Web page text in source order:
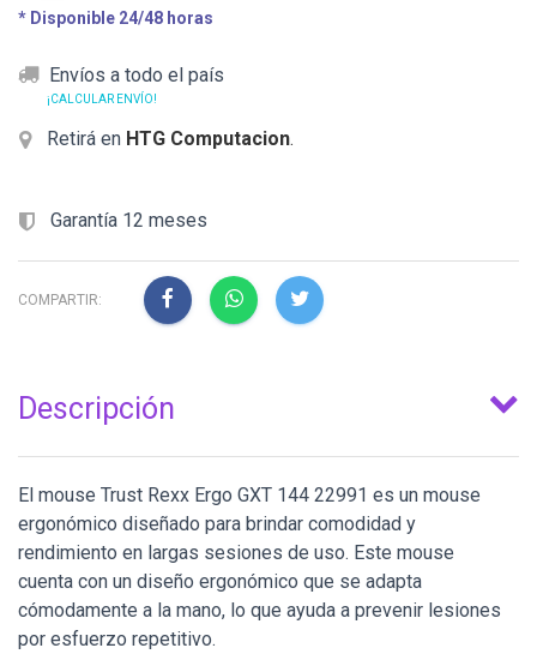
* Disponible 24/48 horas
Envíos a todo el país
¡CALCULAR ENVÍO!
Retirá en HTG Computacion.
Garantía 12 meses
COMPARTIR:
Descripción
El mouse Trust Rexx Ergo GXT 144 22991 es un mouse
ergonómico diseñado para brindar comodidad y
rendimiento en largas sesiones de uso. Este mouse
cuenta con un diseño ergonómico que se adapta
cómodamente a la mano, lo que ayuda a prevenir lesiones
por esfuerzo repetitivo.